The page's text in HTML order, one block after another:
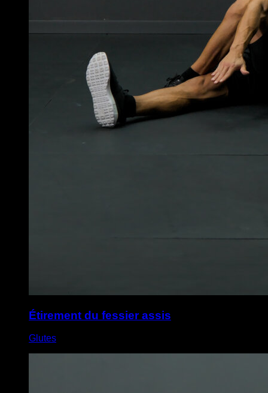
Étirement du fessier assis
Glutes